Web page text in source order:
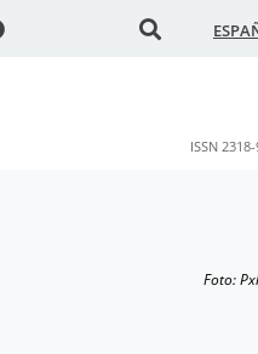
ISSN
Foto: